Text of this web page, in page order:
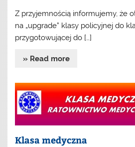
Z przyjemnością informujemy, że
na „upgrade” klasy policyjnej do
przygotowującej do […]
» Read more
Klasa medyczna